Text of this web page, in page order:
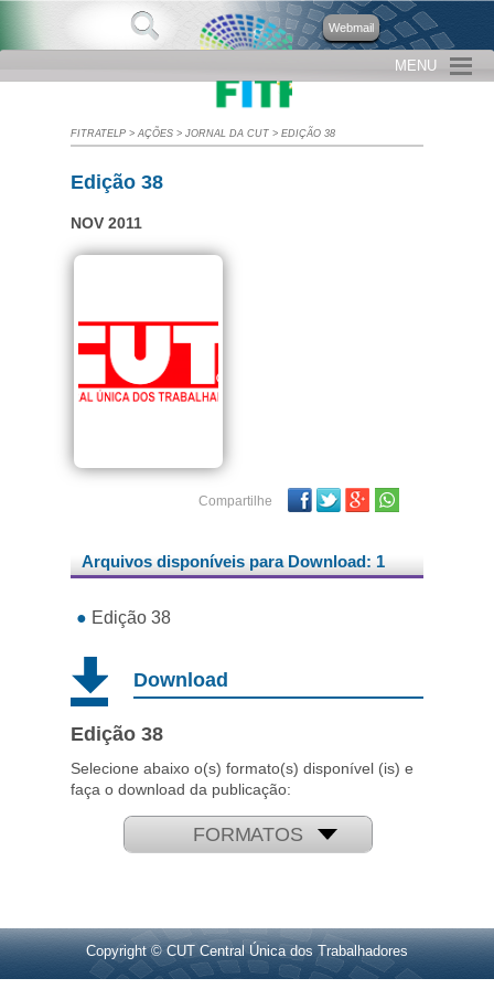
Webmail
MENU
FITRATELP >AÇÕES > JORNAL DA CUT > EDIÇÃO 38
Edição 38
NOV 2011
Compartilhe Facebook
TwitterGoogle Plus
Arquivos disponíveis para Download: 1
● Edição 38
Download
Edição 38
Selecione abaixo o(s) formato(s) disponível (is) e
faça o download da publicação:
FORMATOS
Copyright © CUT Central Única dos Trabalhadores